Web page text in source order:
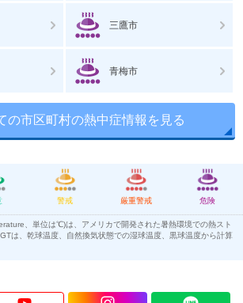
三鷹市
青梅市
の市区町村の熱中症情報を見る
警戒 厳重警戒 危険
、単位は℃)は、アメリカで開発された暑熱環境での熱スト
は、乾球温度、自然換気状態での湿球温度、黒球温度から計算